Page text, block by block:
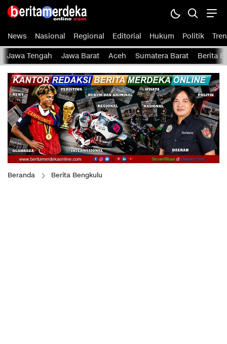
News Nasional Regional Editorial Hukum Politik Tren
Jawa Tengah Jawa Barat Aceh Sumatera Barat Berita
Beranda Berita Bengkulu